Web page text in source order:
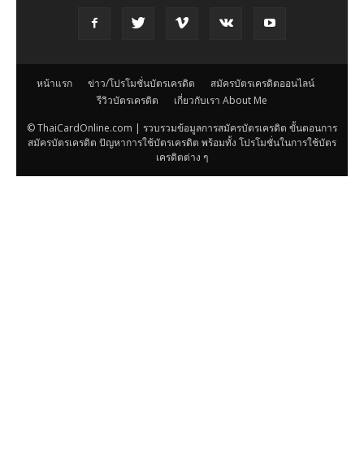
หน้าแรก ข่าว/โปรโมชั่นบัตรเครดิต
สมัครบัตรเครดิตออนไลน์
รีวิวบัตรเครดิต
เกี่ยวกับเรา About Me
© ThaiCardOnline.com | รวบรวมข้อมูลการสมัครบัตรเครดิต ขั้นตอนการ
สมัครบัตรเครดิต ปัญหาการใช้บัตรเครดิต พร้อมทั้ง โปรโมชั่นในการใช้บัตร
เครดิตต่าง ๆ